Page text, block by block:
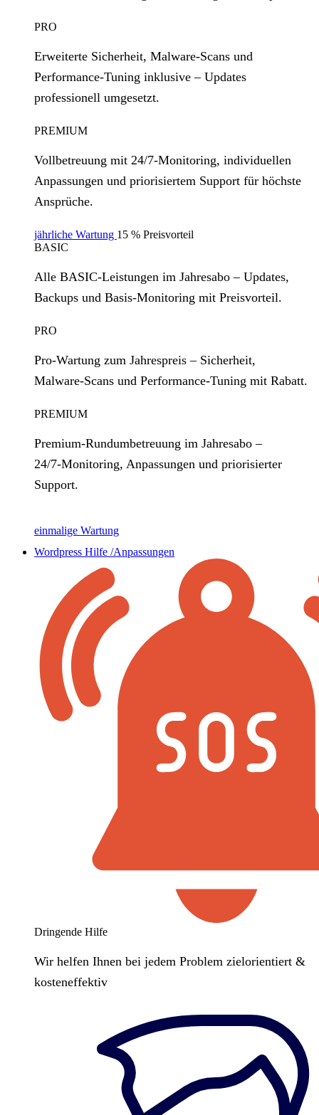
PRO
Erweiterte Sicherheit, Malware‑Scans und
Performance‑Tuning inklusive – Updates
professionell umgesetzt.
PREMIUM
Vollbetreuung mit 24/7‑Monitoring, individuellen
Anpassungen und priorisiertem Support für höchste
Ansprüche.
jährliche Wartung 15 % Preisvorteil
BASIC
Alle BASIC‑Leistungen im Jahresabo – Updates,
Backups und Basis‑Monitoring mit Preisvorteil.
PRO
Pro‑Wartung zum Jahrespreis – Sicherheit,
Malware‑Scans und Performance‑Tuning mit Rabatt.
PREMIUM
Premium‑Rundumbetreuung im Jahresabo –
24/7‑Monitoring, Anpassungen und priorisierter
Support.
einmalige Wartung
Wordpress Hilfe /Anpassungen
Dringende Hilfe
Wir helfen Ihnen bei jedem Problem zielorientiert &
kosteneffektiv